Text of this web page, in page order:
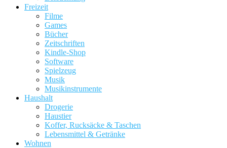
Freizeit
Filme
Games
Bücher
Zeitschriften
Kindle-Shop
Software
Spielzeug
Musik
Musikinstrumente
Haushalt
Drogerie
Haustier
Koffer, Rucksäcke & Taschen
Lebensmittel & Getränke
Wohnen